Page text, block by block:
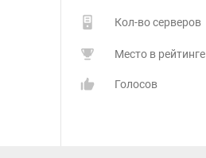
Кол-во серверов
Место в рейтинге
Голосов